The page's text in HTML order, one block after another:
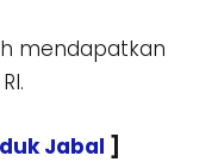
mendapatkan
Jabal ]